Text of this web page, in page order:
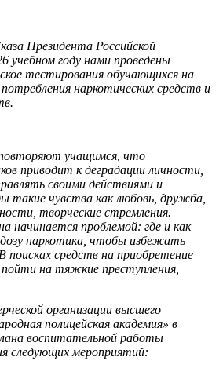
Президента Российской
учебном году нами проведены
тестирования обучающихся на
потребления наркотических средств и
учащимся, что
приводит к деградации личности,
своими действиями и
такие чувства как любовь, дружба,
творческие стремления.
начинается проблемой: где и как
наркотика, чтобы избежать
поисках средств на приобретение
на тяжкие преступления,
организации высшего
полицейская академия» в
воспитательной работы
следующих мероприятий: